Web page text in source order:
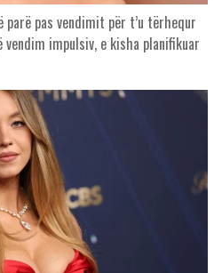
pas vendimit për t’u tërhequr
impulsiv, e kisha planifikuar